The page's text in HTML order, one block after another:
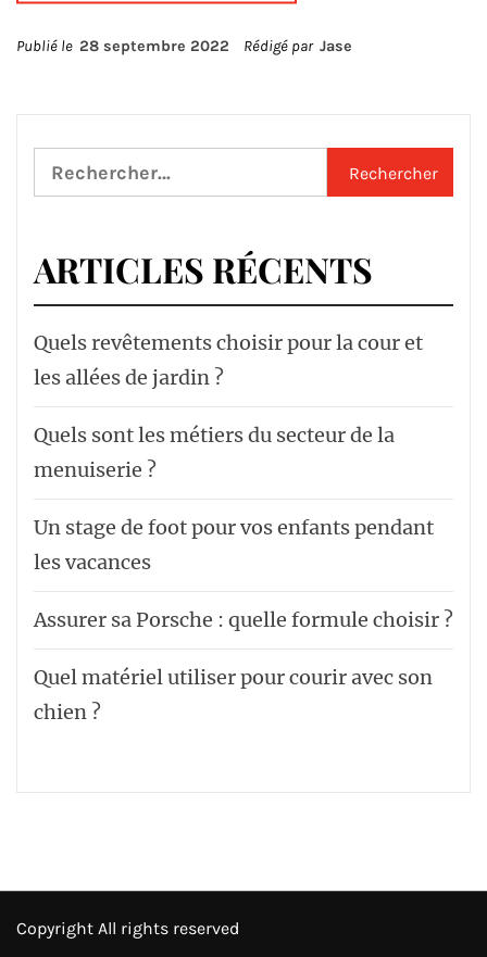
Publié le 28 septembre 2022 Rédigé par Jase
Rechercher :
ARTICLES RÉCENTS
Quels revêtements choisir pour la cour et
les allées de jardin ?
Quels sont les métiers du secteur de la
menuiserie ?
Un stage de foot pour vos enfants pendant
les vacances
Assurer sa Porsche : quelle formule choisir ?
Quel matériel utiliser pour courir avec son
chien ?
Copyright All rights reserved